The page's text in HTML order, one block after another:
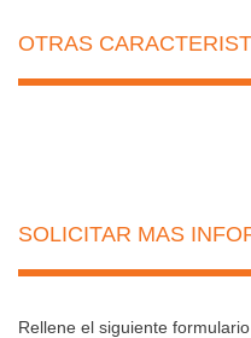
OTRAS
SOLICITAR MAS
Rellene el siguiente